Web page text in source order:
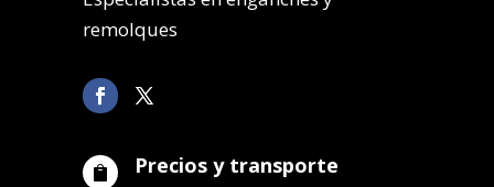
remolques
 Precios y transporte